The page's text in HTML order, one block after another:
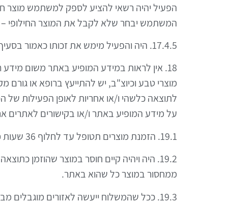
הפעיל יהיה רשאי להציע לספק למשתמש מוצר
המשתמש יבחר שלא לקבל את המוצר החילופי –
17.4.5. היה והפעיל מימש את זכותו כאמור בסעיף 1ה , לא תהיה למשתמש כל טענה, תביעה ו/או דרישה כלפיו מכל מין וסוג וכיו"ב.
18. אין לראות במידע המופיע באתר משום
מוצרי טבע וכיוצ"ב, יש להתייעץ ברופא או
לתוצאה כלשהי ו/או אחריות לאופן הפעילות
על מידע המופיע באתר ו/או בקישורים לאתרים
19.1. הזמנת מוצרים תטופל עד לחלוף 36 שעות ממועד הזמנתה (למעט ימי שבת, חג ושבתון).
19.2. היה ויהיה קיים חוסר במוצר שהוזמן
ממחסור במוצר כל שהוא באתר.
19.3. ככל שהמשלוח ייעשה לאזורים מוגבלים